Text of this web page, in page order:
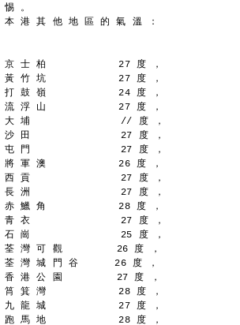
惕 。
本 港 其 他 地 區 的 氣 溫 ：
京 士 柏            27 度 ，
黃 竹 坑            27 度 ，
打 鼓 嶺            24 度 ，
流 浮 山            27 度 ，
大 埔               // 度 ，
沙 田               27 度 ，
屯 門               27 度 ，
將 軍 澳            26 度 ，
西 貢               27 度 ，
長 洲               27 度 ，
赤 鱲 角            28 度 ，
青 衣               27 度 ，
石 崗               25 度 ，
荃 灣 可 觀         26 度 ，
荃 灣 城 門 谷      26 度 ，
香 港 公 園         27 度 ，
筲 箕 灣            28 度 ，
九 龍 城            27 度 ，
跑 馬 地            28 度 ，